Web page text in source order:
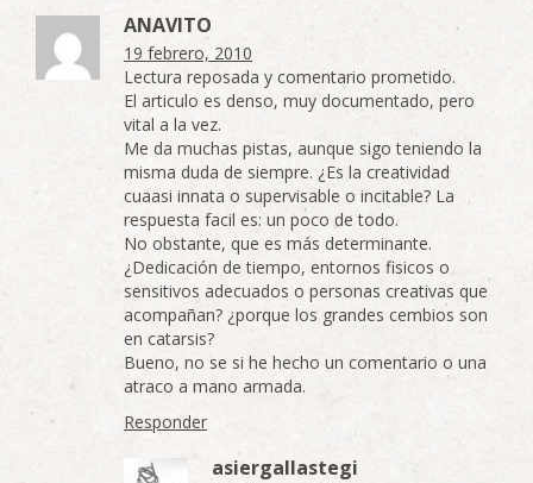
ANAVITO
19 febrero, 2010
Lectura reposada y comentario prometido.
El articulo es denso, muy documentado, pero
vital a la vez.
Me da muchas pistas, aunque sigo teniendo la
misma duda de siempre. ¿Es la creatividad
cuaasi innata o supervisable o incitable? La
respuesta facil es: un poco de todo.
No obstante, que es más determinante.
¿Dedicación de tiempo, entornos fisicos o
sensitivos adecuados o personas creativas que
acompañan? ¿porque los grandes cembios son
en catarsis?
Bueno, no se si he hecho un comentario o una
atraco a mano armada.
Responder
asiergallastegi